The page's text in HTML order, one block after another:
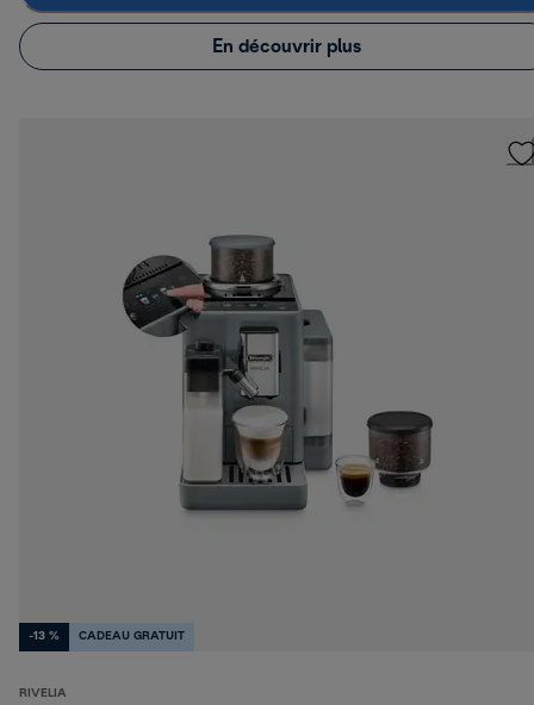
En découvrir plus
-13 % CADEAU GRATUIT
RIVELIA